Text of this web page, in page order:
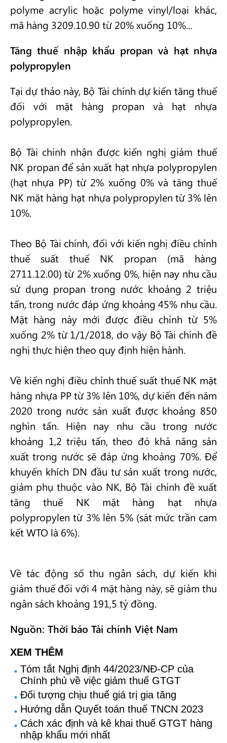
polyme acrylic hoặc polyme vinyl/loại khác,
mã hàng 3209.10.90 từ 20% xuống 10%...
Tăng thuế nhập khẩu propan và hạt nhựa
polypropylen
Tại dự thảo này, Bộ Tài chính dự kiến tăng thuế
đối với mặt hàng propan và hạt nhựa
polypropylen.
Bộ Tài chính nhận được kiến nghị giảm thuế
NK propan để sản xuất hạt nhựa polypropylen
(hạt nhựa PP) từ 2% xuống 0% và tăng thuế
NK mặt hàng hạt nhựa polypropylen từ 3% lên
10%.
Theo Bộ Tài chính, đối với kiến nghị điều chỉnh
thuế suất thuế NK propan (mã hàng
2711.12.00) từ 2% xuống 0%, hiện nay nhu cầu
sử dụng propan trong nước khoảng 2 triệu
tấn, trong nước đáp ứng khoảng 45% nhu cầu.
Mặt hàng này mới được điều chỉnh từ 5%
xuống 2% từ 1/1/2018, do vậy Bộ Tài chính đề
nghị thực hiện theo quy định hiện hành.
Về kiến nghị điều chỉnh thuế suất thuế NK mặt
hàng nhựa PP từ 3% lên 10%, dự kiến đến năm
2020 trong nước sản xuất được khoảng 850
nghìn tấn. Hiện nay nhu cầu trong nước
khoảng 1,2 triệu tấn, theo đó khả năng sản
xuất trong nước sẽ đáp ứng khoảng 70%. Để
khuyến khích DN đầu tư sản xuất trong nước,
giảm phụ thuộc vào NK, Bộ Tài chính đề xuất
tăng thuế NK mặt hàng hạt nhựa
polypropylen từ 3% lên 5% (sát mức trần cam
kết WTO là 6%).
Về tác động số thu ngân sách, dự kiến khi
giảm thuế đối với 4 mặt hàng này, sẽ giảm thu
ngân sách khoảng 191,5 tỷ đồng.
Nguồn: Thời báo Tài chính Việt Nam
XEM THÊM
Tóm tắt Nghị định 44/2023/NĐ-CP của
Chính phủ về việc giảm thuế GTGT
Đối tượng chịu thuế giá trị gia tăng
Hướng dẫn Quyết toán thuế TNCN 2023
Cách xác định và kê khai thuế GTGT hàng
nhập khẩu mới nhất